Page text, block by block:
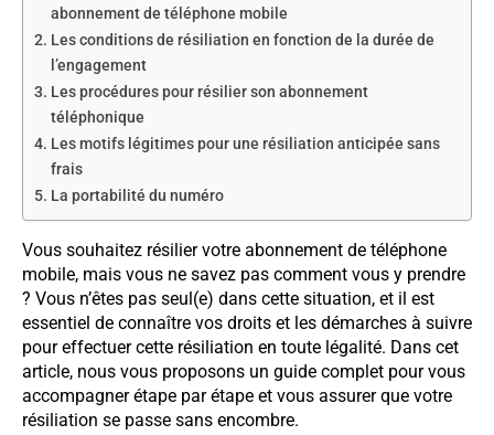
abonnement de téléphone mobile
Les conditions de résiliation en fonction de la durée de
l’engagement
Les procédures pour résilier son abonnement
téléphonique
Les motifs légitimes pour une résiliation anticipée sans
frais
La portabilité du numéro
Vous souhaitez résilier votre abonnement de téléphone
mobile, mais vous ne savez pas comment vous y prendre
? Vous n’êtes pas seul(e) dans cette situation, et il est
essentiel de connaître vos droits et les démarches à suivre
pour effectuer cette résiliation en toute légalité. Dans cet
article, nous vous proposons un guide complet pour vous
accompagner étape par étape et vous assurer que votre
résiliation se passe sans encombre.